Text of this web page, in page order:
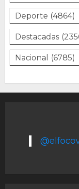
Deporte (4864)
Destacadas
Nacional (6785)